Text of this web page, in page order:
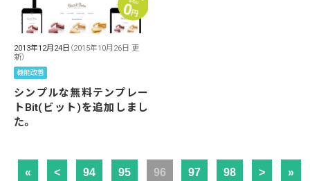
2013年12月24日 （2015年10月26日 更
新）
機能改善
シンプルな無料テンプレー
トBit(ビット)を追加しまし
た。
« < 94 95 96 97 98 > »